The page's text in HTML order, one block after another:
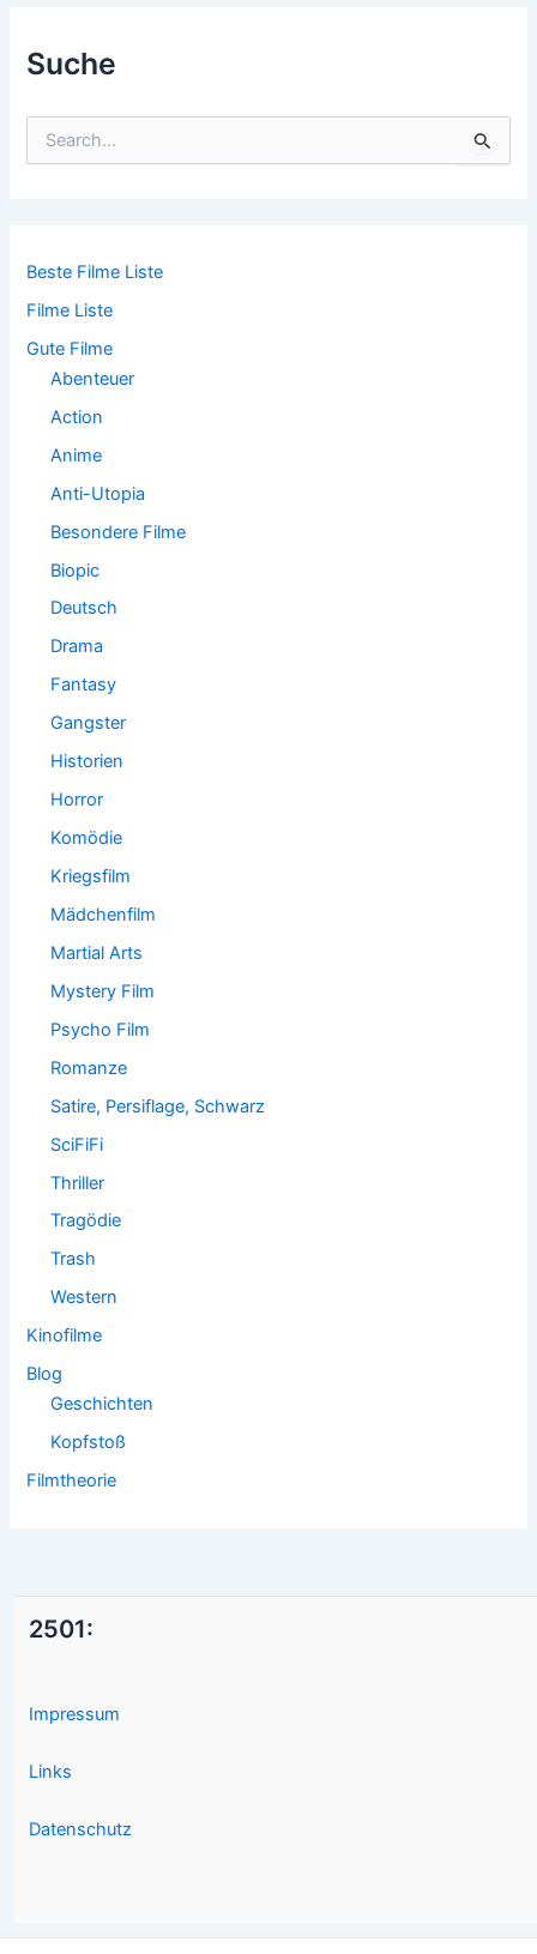
Suche
n
c
h
Beste Filme Liste
Filme Liste
Gute Filme
Abenteuer
Action
Anime
Anti-Utopia
Besondere Filme
Biopic
Deutsch
Drama
Fantasy
Gangster
Historien
Horror
Komödie
Kriegsfilm
Mädchenfilm
Martial Arts
Mystery Film
Psycho Film
Romanze
Satire, Persiflage, Schwarz
SciFiFi
Thriller
Tragödie
Trash
Western
Kinofilme
Blog
Geschichten
Kopfstoß
Filmtheorie
2501:
Impressum
Links
Datenschutz